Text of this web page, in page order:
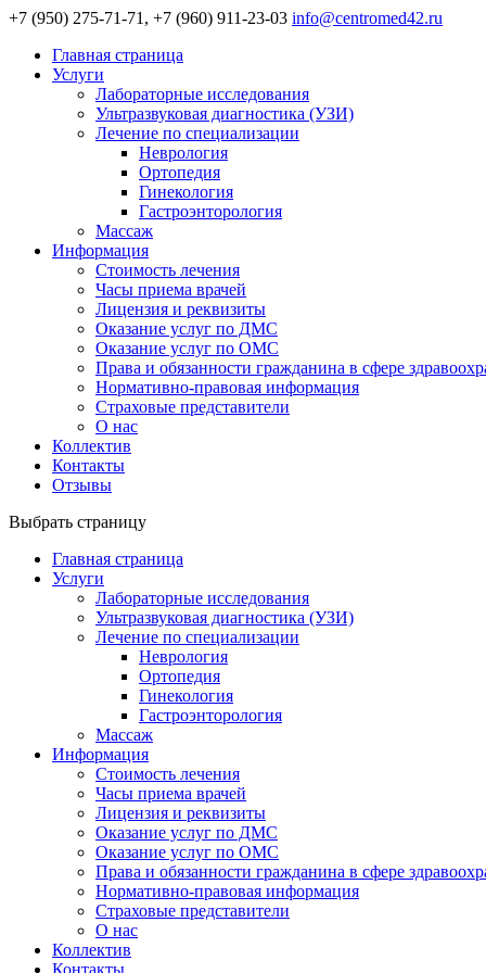
+7 (950) 275-71-71, +7 (960) 911-23-03 info@centromed42.ru
Главная страница
Услуги
Лабораторные исследования
Ультразвуковая диагностика (УЗИ)
Лечение по специализации
Неврология
Ортопедия
Гинекология
Гастроэнторология
Массаж
Информация
Стоимость лечения
Часы приема врачей
Лицензия и реквизиты
Оказание услуг по ДМС
Оказание услуг по ОМС
Права и обязанности гражданина в сфере
Нормативно-правовая информация
Страховые представители
О нас
Коллектив
Контакты
Отзывы
Выбрать страницу
Главная страница
Услуги
Лабораторные исследования
Ультразвуковая диагностика (УЗИ)
Лечение по специализации
Неврология
Ортопедия
Гинекология
Гастроэнторология
Массаж
Информация
Стоимость лечения
Часы приема врачей
Лицензия и реквизиты
Оказание услуг по ДМС
Оказание услуг по ОМС
Права и обязанности гражданина в сфере
Нормативно-правовая информация
Страховые представители
О нас
Коллектив
Контакты